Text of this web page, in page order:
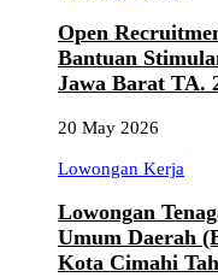
Open
Bantuan
Jawa Barat TA.
20 May 2026
Lowongan Kerja
Lowongan
Umum Daerah
Kota Cimahi